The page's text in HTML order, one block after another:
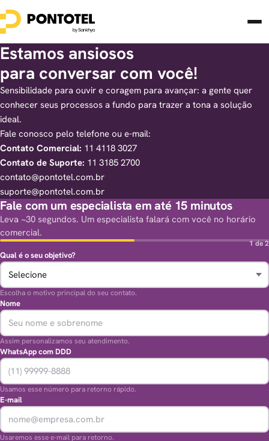
Estamos ansiosos
para conversar com você!
Sensibilidade para ouvir e coragem para avançar: a gente quer
conhecer seus processos a fundo para trazer a tona a solução
ideal.
Fale conosco pelo telefone ou e-mail:
Contato Comercial: 11 4118 3027
Contato de Suporte: 11 3185 2700
contato@pontotel.com.br
suporte@pontotel.com.br
Fale com um especialista em até 15 minutos
Leva ~30 segundos. Um especialista falará com você no horário
comercial.
1 de 2
Qual é o seu objetivo?
Escolha o motivo principal do seu contato.
Nome
Assim personalizamos seu atendimento.
WhatsApp com DDD
Usamos esse número para retorno rápido.
E-mail
Usaremos esse e-mail para retorno.